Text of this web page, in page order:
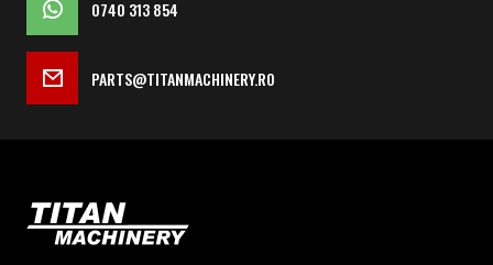
0740 313 854
PARTS@TITANMACHINERY.RO